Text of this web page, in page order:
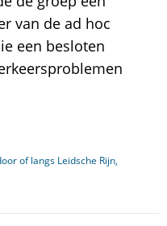
van de ad hoc
een besloten
of langs Leidsche Rijn,